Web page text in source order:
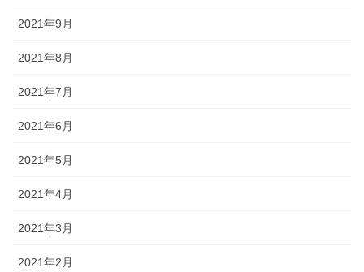
2021年9月
2021年8月
2021年7月
2021年6月
2021年5月
2021年4月
2021年3月
2021年2月